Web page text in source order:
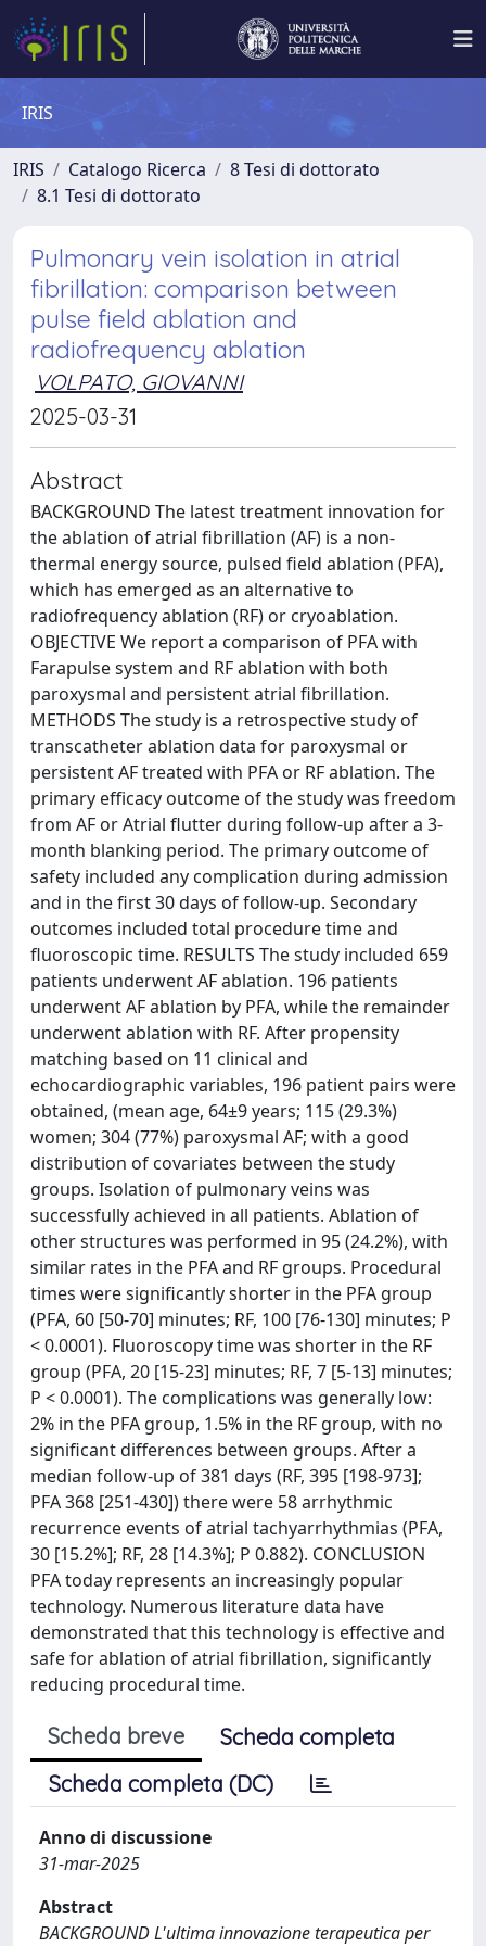
IRIS
IRIS Catalogo Ricerca
8 Tesi di dottorato
8.1 Tesi di dottorato
Pulmonary vein isolation in atrial
fibrillation: comparison between
pulse field ablation and
radiofrequency ablation
VOLPATO, GIOVANNI
2025-03-31
Abstract
BACKGROUND The latest treatment innovation for
the ablation of atrial fibrillation (AF) is a non-
thermal energy source, pulsed field ablation (PFA),
which has emerged as an alternative to
radiofrequency ablation (RF) or cryoablation.
OBJECTIVE We report a comparison of PFA with
Farapulse system and RF ablation with both
paroxysmal and persistent atrial fibrillation.
METHODS The study is a retrospective study of
transcatheter ablation data for paroxysmal or
persistent AF treated with PFA or RF ablation. The
primary efficacy outcome of the study was freedom
from AF or Atrial flutter during follow-up after a 3-
month blanking period. The primary outcome of
safety included any complication during admission
and in the first 30 days of follow-up. Secondary
outcomes included total procedure time and
fluoroscopic time. RESULTS The study included 659
patients underwent AF ablation. 196 patients
underwent AF ablation by PFA, while the remainder
underwent ablation with RF. After propensity
matching based on 11 clinical and
echocardiographic variables, 196 patient pairs were
obtained, (mean age, 64±9 years; 115 (29.3%)
women; 304 (77%) paroxysmal AF; with a good
distribution of covariates between the study
groups. Isolation of pulmonary veins was
successfully achieved in all patients. Ablation of
other structures was performed in 95 (24.2%), with
similar rates in the PFA and RF groups. Procedural
times were significantly shorter in the PFA group
(PFA, 60 [50-70] minutes; RF, 100 [76-130] minutes; P
< 0.0001). Fluoroscopy time was shorter in the RF
group (PFA, 20 [15-23] minutes; RF, 7 [5-13] minutes;
P < 0.0001). The complications was generally low:
2% in the PFA group, 1.5% in the RF group, with no
significant differences between groups. After a
median follow-up of 381 days (RF, 395 [198-973];
PFA 368 [251-430]) there were 58 arrhythmic
recurrence events of atrial tachyarrhythmias (PFA,
30 [15.2%]; RF, 28 [14.3%]; P 0.882). CONCLUSION
PFA today represents an increasingly popular
technology. Numerous literature data have
demonstrated that this technology is effective and
safe for ablation of atrial fibrillation, significantly
reducing procedural time.
Scheda breve
Scheda completa
Scheda completa (DC)
Anno di discussione
31-mar-2025
Abstract
BACKGROUND L'ultima innovazione terapeutica per